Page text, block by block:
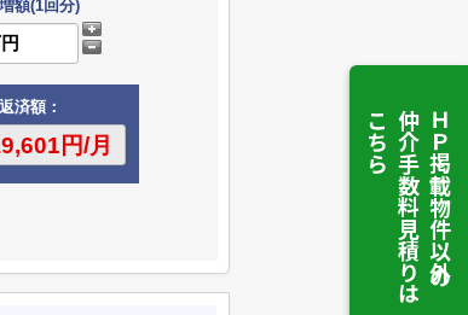
ＨＰ掲載物件以外の
仲介手数料見積りは
こちら
額(1回分)
済額：